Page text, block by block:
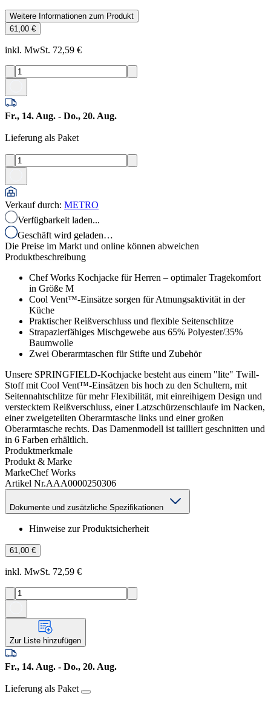
Weitere Informationen zum Produkt
61,00 €
inkl. MwSt. 72,59 €
Fr., 14. Aug. - Do., 20. Aug.
Lieferung als Paket
Verkauf durch: METRO
Verfügbarkeit laden...
Geschäft wird geladen…
Die Preise im Markt und online können abweichen
Produktbeschreibung
Chef Works Kochjacke für Herren – optimaler Tragekomfort
in Größe M
Cool Vent™-Einsätze sorgen für Atmungsaktivität in der
Küche
Praktischer Reißverschluss und flexible Seitenschlitze
Strapazierfähiges Mischgewebe aus 65% Polyester/35%
Baumwolle
Zwei Oberarmtaschen für Stifte und Zubehör
Unsere SPRINGFIELD-Kochjacke besteht aus einem "lite" Twill-
Stoff mit Cool Vent™-Einsätzen bis hoch zu den Schultern, mit
Seitennahtschlitze für mehr Flexibilität, mit einreihigem Design und
verstecktem Reißverschluss, einer Latzschürzenschlaufe im Nacken,
einer zweigeteilten Oberarmtasche links und einer großen
Oberarmtasche rechts. Das Damenmodell ist tailliert geschnitten und
in 6 Farben erhältlich.
Produktmerkmale
Produkt & Marke
MarkeChef Works
Artikel Nr.AAA0000250306
Dokumente und zusätzliche Spezifikationen
Hinweise zur Produktsicherheit
61,00 €
inkl. MwSt. 72,59 €
Zur Liste hinzufügen
Fr., 14. Aug. - Do., 20. Aug.
Lieferung als Paket